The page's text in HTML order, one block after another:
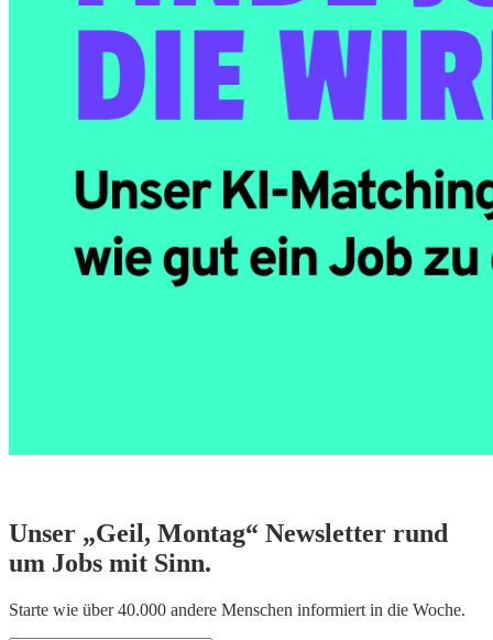
Unser „Geil, Montag“ Newsletter rund
um Jobs mit Sinn.
Starte wie über 40.000 andere Menschen informiert in die Woche.